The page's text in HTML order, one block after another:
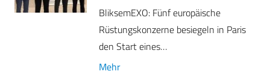
BliksemEXO: Fünf europäische
Rüstungskonzerne besiegeln in Paris
den Start eines…
Mehr